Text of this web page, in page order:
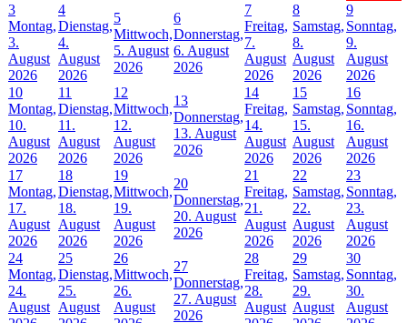
3
Montag,
3.
August
2026
4
Dienstag,
4.
August
2026
5
Mittwoch,
5. August
2026
6
Donnerstag,
6. August
2026
7
Freitag,
7.
August
2026
8
Samstag,
8.
August
2026
9
Sonntag,
9.
August
2026
10
Montag,
10.
August
2026
11
Dienstag,
11.
August
2026
12
Mittwoch,
12.
August
2026
13
Donnerstag,
13. August
2026
14
Freitag,
14.
August
2026
15
Samstag,
15.
August
2026
16
Sonntag,
16.
August
2026
17
Montag,
17.
August
2026
18
Dienstag,
18.
August
2026
19
Mittwoch,
19.
August
2026
20
Donnerstag,
20. August
2026
21
Freitag,
21.
August
2026
22
Samstag,
22.
August
2026
23
Sonntag,
23.
August
2026
24
Montag,
24.
August
25
Dienstag,
25.
August
26
Mittwoch,
26.
August
27
Donnerstag,
27. August
2026
28
Freitag,
28.
August
29
Samstag,
29.
August
30
Sonntag,
30.
August